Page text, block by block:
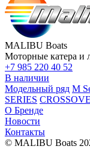
MALIBU Boats
Моторные катера и
+7 985 220 40 52
В наличии
Модельный ряд M
SERIES
О Бренде
Новости
Контакты
© MALIBU Boats